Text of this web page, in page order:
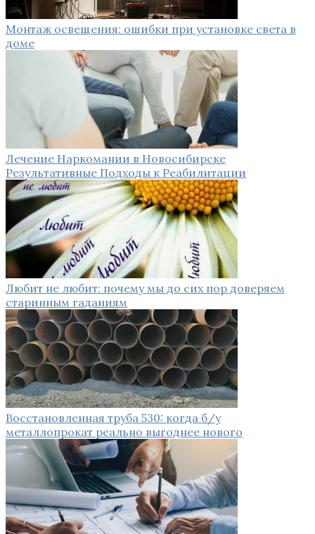
Монтаж освещения: ошибки при установке света в
доме
Лечение Наркомании в Новосибирске
Результативные Подходы к Реабилитации
Любит не любит: почему мы до сих пор доверяем
старинным гаданиям
Восстановленная труба 530: когда б/у
металлопрокат реально выгоднее нового